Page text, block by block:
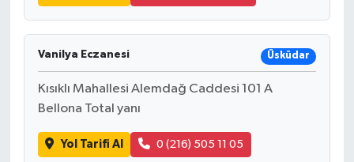
Vanilya Eczanesi Üsküdar
Kısıklı Mahallesi Alemdağ Caddesi 101 A
Bellona Total yanı
Yol Tarifi Al 0 (216) 505 11 05